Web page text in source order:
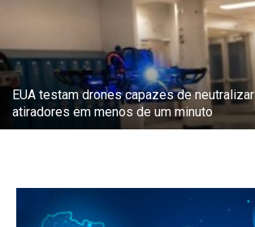
EUA testam drones capazes de neutralizar
atiradores em menos de um minuto